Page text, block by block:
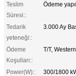
Teslim
Süresi::
Ödeme
Tedarik
yeteneği::
3.000 Ay
Ödeme
Koşulları::
T/T,
Power(W)::
300/1800